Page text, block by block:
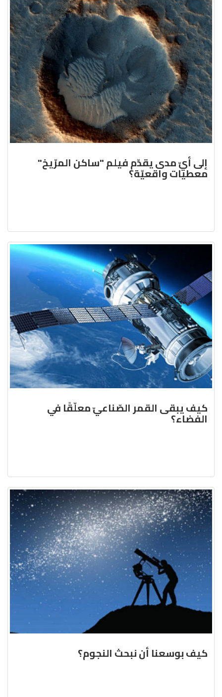
إلى أيّ مدى يقدّم فيلم "ساكن المرّيخ"
معطيات واقعيّة؟
كيف يبقى القمر الصّناعيّ معلّقًا في
الفضاء؟
كيف بوسعنا أن نبحث النجوم؟